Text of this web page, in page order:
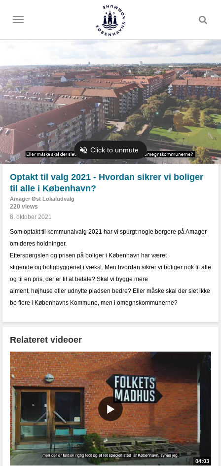
Toggle
Optakt til valg 2021 - Hvordan sikrer vi boliger
til alle i København?
Amager Øst Lokaludvalg
220 views
8. oktober 2021
Som optakt til kommunalvalg 2021 har vi spurgt nogle borgere på Amager
om deres holdninger.
Efterspørgslen og prisen på boliger i København har været
stigende og boligbyggeriet i vækst. Men hvordan sikrer vi boliger nok til alle
og til en pris, der er til at betale? Skal vi bygge mere
alment, højhuse eller udnytte pladsen bedre? Eller måske skal der slet ikke
bo flere i Københavns Kommune, men i omegnskommunerne?
Relateret videoer
04:03